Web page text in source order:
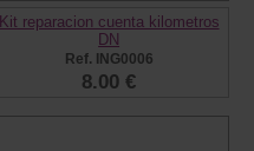
Kit reparacion cuenta kilometros
DN
Ref. ING0006
8.00 €